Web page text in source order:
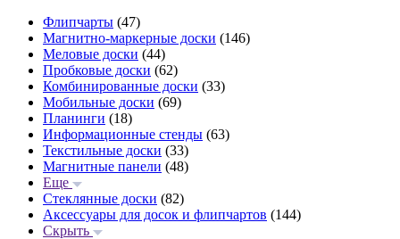
Флипчарты (47)
Магнитно-маркерные доски (146)
Меловые доски (44)
Пробковые доски (62)
Комбинированные доски (33)
Мобильные доски (69)
Планинги (18)
Информационные стенды (63)
Текстильные доски (33)
Магнитные панели (48)
Еще
Стеклянные доски (82)
Аксессуары для досок и флипчартов (144)
Скрыть